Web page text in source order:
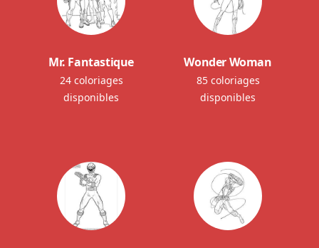
Mr. Fantastique
24 coloriages
disponibles
Wonder Woman
85 coloriages
disponibles